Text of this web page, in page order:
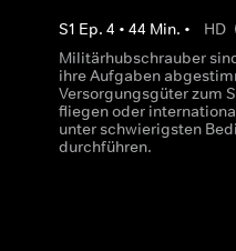
S1 Ep. 4 • 44 Min. • HD
Militärhubschrauber
ihre Aufgaben
Versorgungsgüter zum
fliegen oder
unter schwierigsten
durchführen.